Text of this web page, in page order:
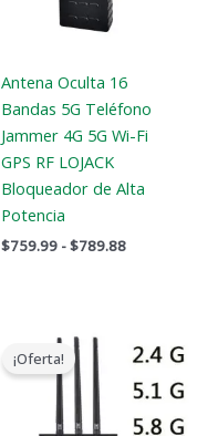
Antena Oculta 16
Bandas 5G Teléfono
Jammer 4G 5G Wi-Fi
GPS RF LOJACK
Bloqueador de Alta
Potencia
$759.99 -$789.88
¡Oferta!
precio
original
era:
$1,479.00.
precio
actual
es:
$839.88.